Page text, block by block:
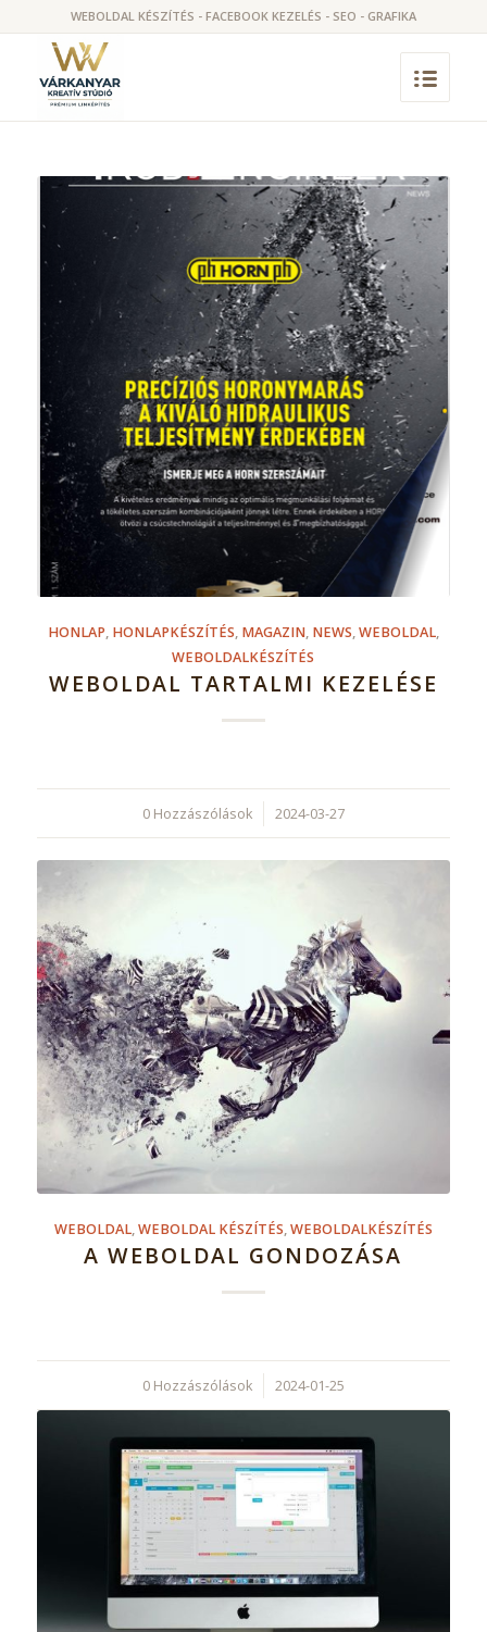
WEBOLDAL KÉSZÍTÉS - FACEBOOK KEZELÉS - SEO - GRAFIKA
HONLAP, HONLAPKÉSZÍTÉS, MAGAZIN, NEWS,WEBOLDAL,
WEBOLDALKÉSZÍTÉS
WEBOLDAL TARTALMI KEZELÉSE
0 Hozzászólások
/ 2024-03-27
WEBOLDAL,WEBOLDAL KÉSZÍTÉS,WEBOLDALKÉSZÍTÉS
A WEBOLDAL GONDOZÁSA
0 Hozzászólások
/ 2024-01-25